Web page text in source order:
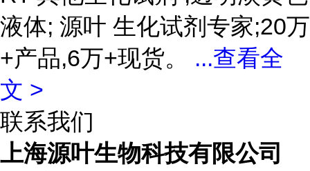
液体; 源叶 生化试剂专家;20万
+产品,6万+现货。 ...查看全
文 >
联系我们
上海源叶生物科技有限公司